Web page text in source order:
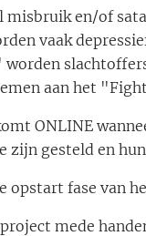
misbruik en/of
vaak
aan het
ONLINE
zijn gesteld en
opstart fase van
mede